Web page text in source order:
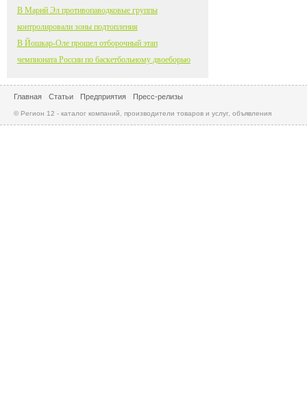
В Марий Эл противопаводковые группы
контролировали зоны подтопления
В Йошкар-Оле прошел отборочный этап
чемпионата России по баскетбольному двоеборью
Главная Статьи Предприятия Пресс-релизы
© Регион 12 - каталог компаний, производители товаров и услуг, объявления